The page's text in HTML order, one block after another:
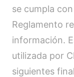
se cumpla
Reglamento
información.
utilizada por
siguientes